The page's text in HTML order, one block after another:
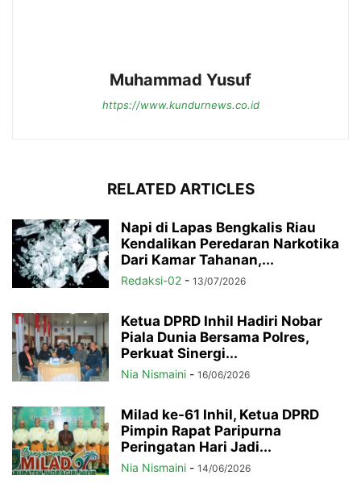
Muhammad Yusuf
https://www.kundurnews.co.id
RELATED ARTICLES
Napi di Lapas Bengkalis Riau
Kendalikan Peredaran Narkotika
Dari Kamar Tahanan,...
Redaksi-02 - 13/07/2026
Ketua DPRD Inhil Hadiri Nobar
Piala Dunia Bersama Polres,
Perkuat Sinergi...
Nia Nismaini - 16/06/2026
Milad ke-61 Inhil, Ketua DPRD
Pimpin Rapat Paripurna
Peringatan Hari Jadi...
Nia Nismaini - 14/06/2026